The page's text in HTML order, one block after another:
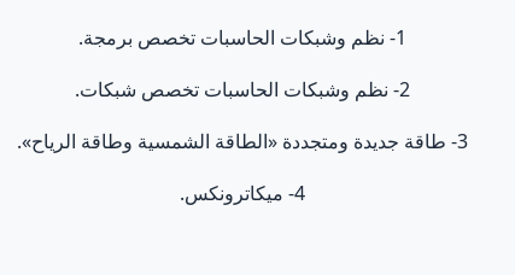
1- نظم وشبكات الحاسبات تخصص برمجة.
2- نظم وشبكات الحاسبات تخصص شبكات.
3- طاقة جديدة ومتجددة «الطاقة الشمسية وطاقة الرياح».
4- ميكاترونكس.